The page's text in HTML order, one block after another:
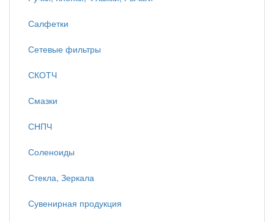
Салфетки
Сетевые фильтры
СКОТЧ
Смазки
СНПЧ
Соленоиды
Стекла, Зеркала
Сувенирная продукция